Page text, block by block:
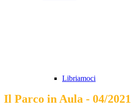
Libriamoci
Il Parco in Aula - 04/2021